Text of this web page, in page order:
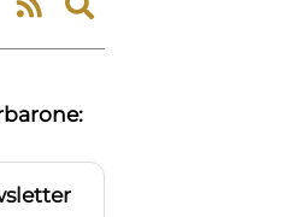
Expand
search